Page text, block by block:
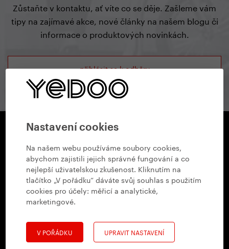
Nastavení cookies
Na našem webu používáme soubory cookies,
abychom zajistili jejich správné fungování a co
nejlepší uživatelskou zkušenost. Kliknutím na
tlačítko „V pořádku“ dáváte svůj souhlas s použitím
cookies pro účely: měřicí a analytické,
marketingové.
V POŘÁDKU UPRAVIT NASTAVENÍ
Zůstaňte v kontaktu, ať víte co se děje. Zašleme vám
tipy na zajímavé akce, nové články na našem blogu či
informace o produktových novinkách.
přihlásit se k odběru
Showroom YEDOO
Radlická 80, 150 00 Praha 5
+420 737 279 592
info@yedoo.cz
Po - Pá 8:30 - 16:00
Sledujte nás na sociálních sítích